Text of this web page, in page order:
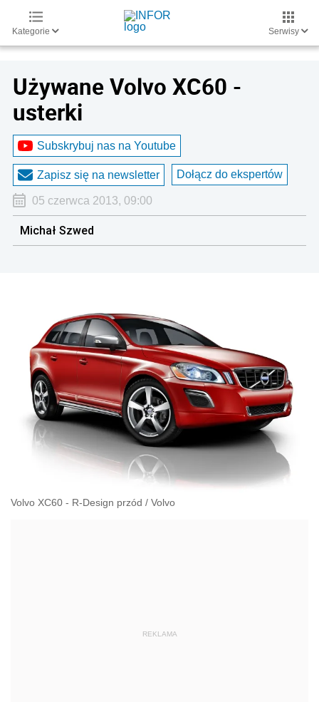
Kategorie Serwisy
Używane Volvo XC60 -
usterki
Subskrybuj nas na Youtube
Zapisz się na newsletter Dołącz do ekspertów
05 czerwca 2013, 09:00
Michał Szwed
Volvo XC60 - R-Design przód / Volvo